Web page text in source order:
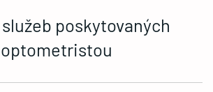
poskytovaných
optometristou